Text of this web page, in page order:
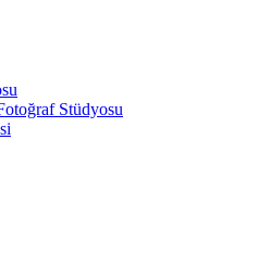
Stüdyosu